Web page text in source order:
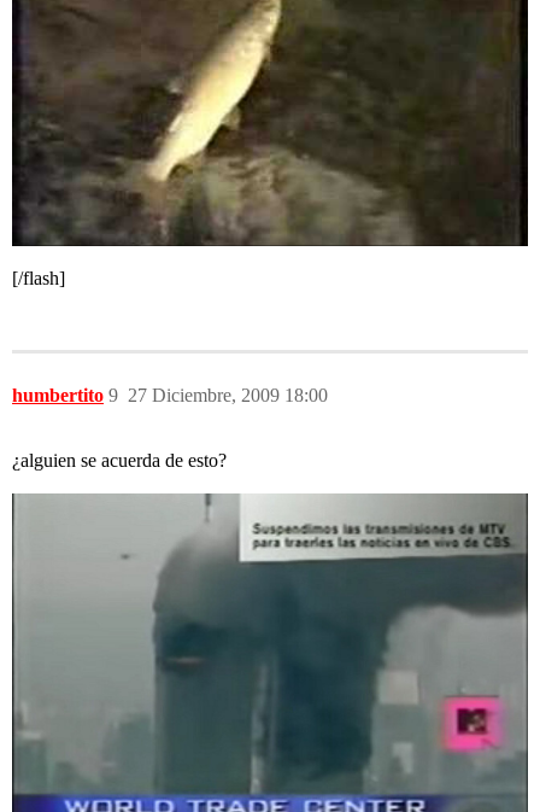
[/flash]
humbertito 27 Diciembre, 2009 18:00
9
¿alguien se acuerda de esto?